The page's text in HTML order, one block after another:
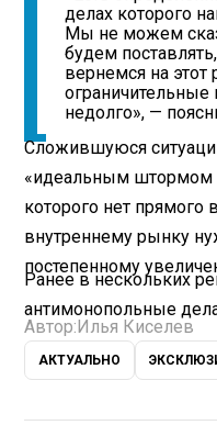
делах которого
Мы не можем
будем
вернемся на этот
недолго», —
Сложившуюся
«идеальным штормом
которого нет
внутреннему рынку
постепенному
Ранее в нескольких
антимонопольные
Автор: Илья Киселев
АКТУАЛЬНО